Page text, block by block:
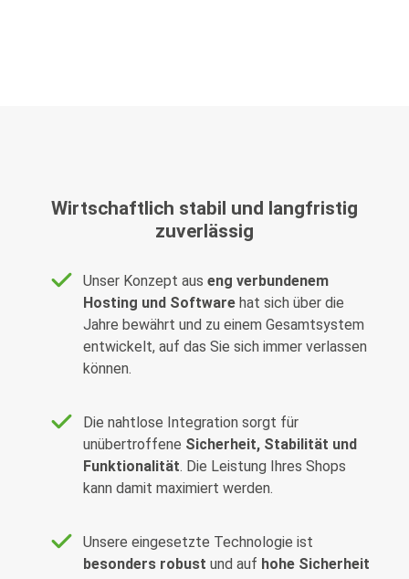
Wirtschaftlich stabil und langfristig
zuverlässig
Unser Konzept auseng verbundenem
Hosting und Software hat sich über die
Jahre bewährt und zu einem Gesamtsystem
entwickelt, auf das Sie sich immer verlassen
können.
Die nahtlose Integration sorgt für
unübertroffene Sicherheit, Stabilität und
Funktionalität. Die Leistung Ihres Shops
kann damit maximiert werden.
Unsere eingesetzte Technologie ist
besonders robustund auf hohe Sicherheit